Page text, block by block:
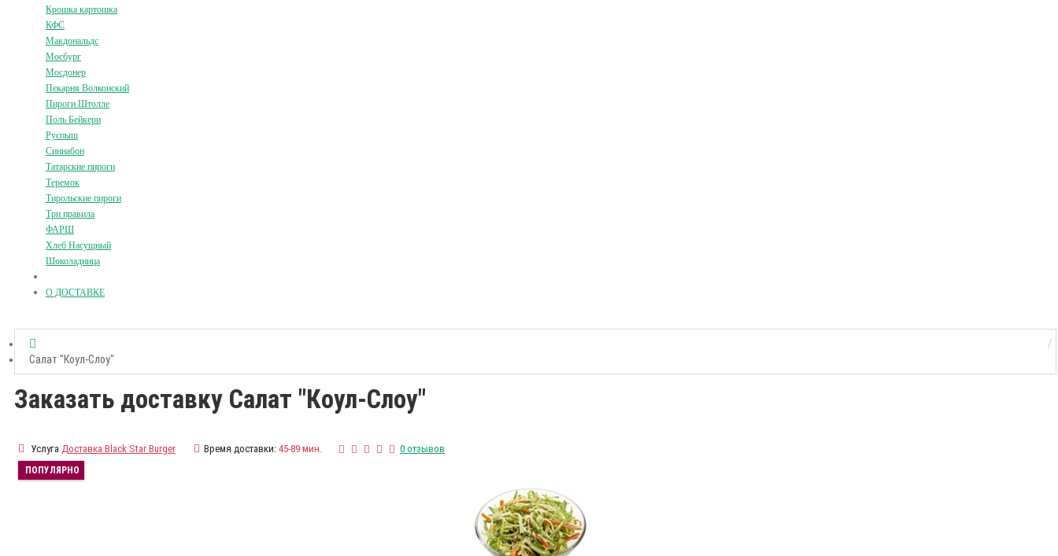
Крошка картошка
КФС
Макдональдс
Мосбург
Мосдонер
Пекарня Волконский
Пироги Штолле
Поль Бейкери
Руспыш
Синнабон
Татарские пироги
Теремок
Тирольские пироги
Три правила
ФАРШ
Хлеб Насущный
Шоколадница
О ДОСТАВКЕ
Салат "Коул-Слоу"
Заказать доставку Салат "Коул-Слоу"
Услуга Доставка Black Star Burger Время доставки: 45-89 мин. 0 отзывов
ПОПУЛЯРНО